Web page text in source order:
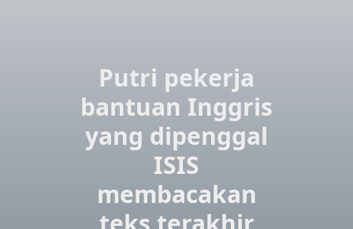
Putri pekerja
bantuan Inggris
yang dipenggal
ISIS
membacakan